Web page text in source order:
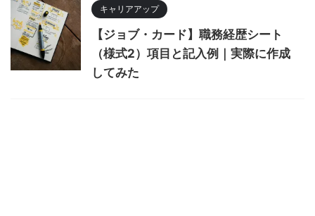
キャリアアップ
【ジョブ・カード】職務経歴シート
（様式2）項目と記入例｜実際に作成
してみた